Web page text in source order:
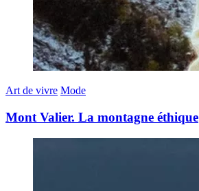
Art de vivre Mode
Mont Valier. La montagne éthique